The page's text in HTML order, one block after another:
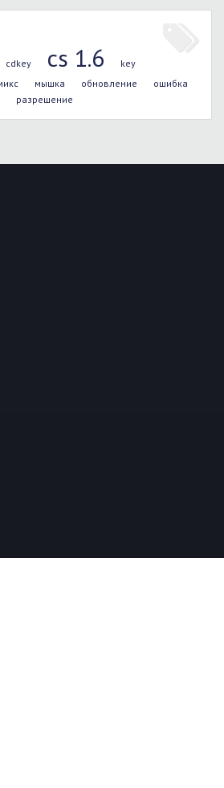
cdkey cs 1.6
key
мышка обновление
ошибка
разрешение